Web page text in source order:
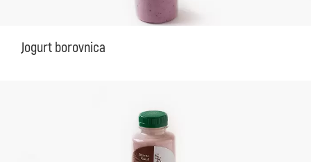
Jogurt borovnica